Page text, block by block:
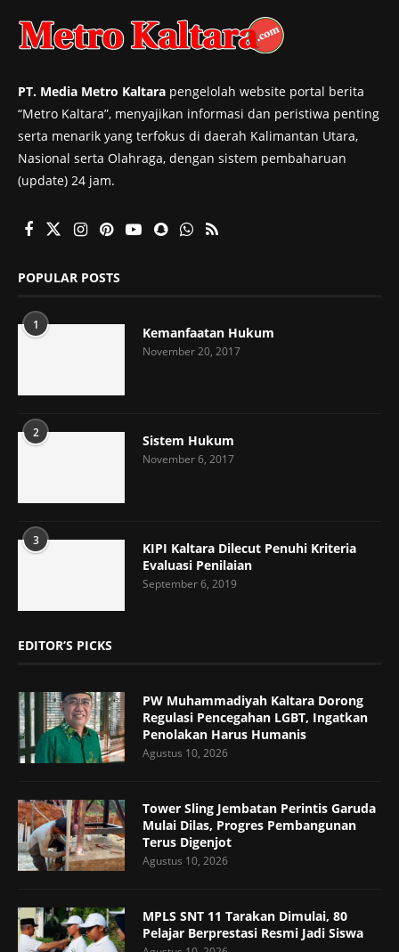
PT. Media Metro Kaltara pengelolah website portal berita
“Metro Kaltara”, menyajikan informasi dan peristiwa penting
serta menarik yang terfokus di daerah Kalimantan Utara,
Nasional serta Olahraga, dengan sistem pembaharuan
(update) 24 jam.
POPULAR POSTS
1 Kemanfaatan Hukum
November 20, 2017
2 Sistem Hukum
November 6, 2017
3
KIPI Kaltara Dilecut Penuhi Kriteria
Evaluasi Penilaian
September 6, 2019
EDITOR’S PICKS
PW Muhammadiyah Kaltara Dorong
Regulasi Pencegahan LGBT, Ingatkan
Penolakan Harus Humanis
Agustus 10, 2026
Tower Sling Jembatan Perintis Garuda
Mulai Dilas, Progres Pembangunan
Terus Digenjot
Agustus 10, 2026
MPLS SNT 11 Tarakan Dimulai, 80
Pelajar Berprestasi Resmi Jadi Siswa